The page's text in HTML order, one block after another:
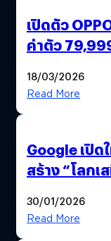
เปิดตัว
ค่าตัว
18/03/2026
Read More
Google เปิด
สร้าง “โลกเ
30/01/2026
Read More